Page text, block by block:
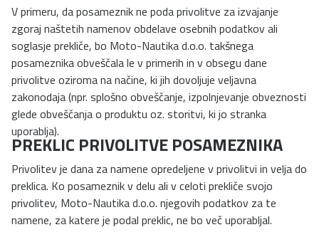
V primeru, da posameznik ne poda privolitve za izvajanje
zgoraj naštetih namenov obdelave osebnih podatkov ali
soglasje prekliče, bo Moto-Nautika d.o.o. takšnega
posameznika obveščala le v primerih in v obsegu dane
privolitve oziroma na načine, ki jih dovoljuje veljavna
zakonodaja (npr. splošno obveščanje, izpolnjevanje obveznosti
glede obveščanja o produktu oz. storitvi, ki jo stranka
uporablja).
PREKLIC PRIVOLITVE POSAMEZNIKA
Privolitev je dana za namene opredeljene v privolitvi in velja do
preklica. Ko posameznik v delu ali v celoti prekliče svojo
privolitev, Moto-Nautika d.o.o. njegovih podatkov za te
namene, za katere je podal preklic, ne bo več uporabljal.